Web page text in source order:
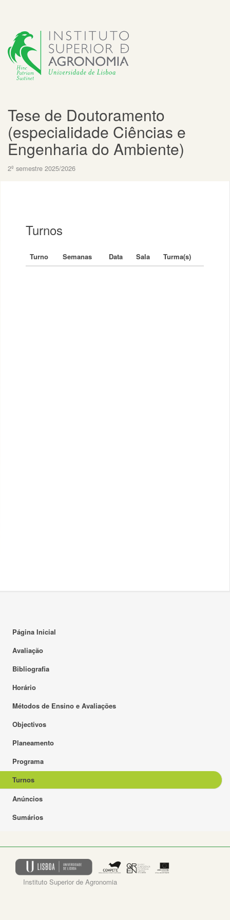
Tese de Doutoramento
(especialidade Ciências e
Engenharia do Ambiente)
2º semestre 2025/2026
Turnos
Turno Semanas Data Sala Turma(s)
Página Inicial
Avaliação
Bibliografia
Horário
Métodos de Ensino e Avaliações
Objectivos
Planeamento
Programa
Turnos
Anúncios
Sumários
Instituto Superior de Agronomia